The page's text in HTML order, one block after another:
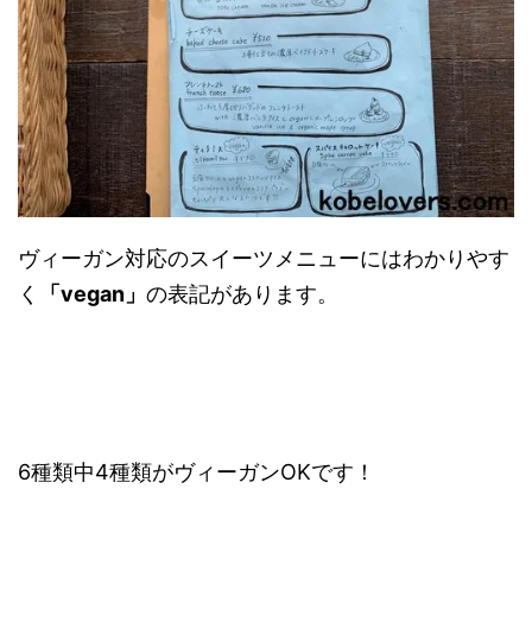
ヴィーガン対応のスイーツメニューにはわかりやす
く
「vegan」 の表記があります。
6種類中4種類がヴィーガンOKです！